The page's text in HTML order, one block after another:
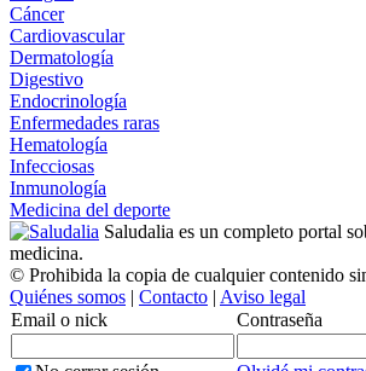
Cáncer
Cardiovascular
Dermatología
Digestivo
Endocrinología
Enfermedades raras
Hematología
Infecciosas
Inmunología
Medicina del deporte
Saludalia es un completo portal
medicina.
© Prohibida la copia de cualquier contenido
Quiénes somos | Contacto | Aviso legal
Email o nick
Contraseña